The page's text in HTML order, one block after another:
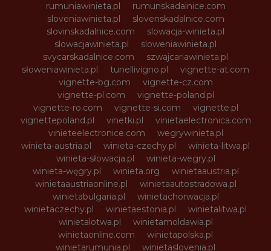
rumuniawinieta.pl
rumunskadalnice.com
sloveniawinieta.pl
slovenskadalnice.com
slovinskadalnice.com
slowacja-winieta.pl
slowacjawinieta.pl
sloweniawinieta.pl
svycarskadalnice.com
szwajcariawinieta.pl
słoweniawinieta.pl
tunellivigno.pl
vignette-at.com
vignette-bg.com
vignette-cz.com
vignette-pl.com
vignette-poland.pl
vignette-ro.com
vignette-si.com
vignette.pl
vignettepoland.pl
vinetki.pl
vinietaelectronica.com
vinieteelectronice.com
wegrywinieta.pl
winieta-austria.pl
winieta-czechy.pl
winieta-litwa.pl
winieta-słowacja.pl
winieta-wegry.pl
winieta-węgry.pl
winieta.org
winietaaustria.pl
winietaaustriaonline.pl
winietaautostradowa.pl
winietabulgaria.pl
winietachorwacja.pl
winietaczechy.pl
winietaestonia.pl
winietalitwa.pl
winietalotwa.pl
winietamoldawia.pl
winietaonline.com
winietapolska.pl
winietarumunia.pl
winietaslovenia.pl